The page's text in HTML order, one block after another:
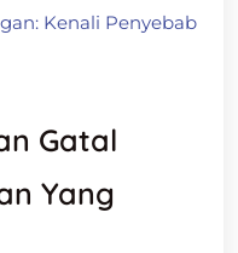
Kenali Penyebab
Gatal
Yang